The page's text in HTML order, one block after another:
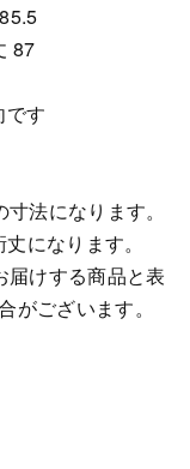
87
です
法になります。
になります。
届けする商品と表
がございます。